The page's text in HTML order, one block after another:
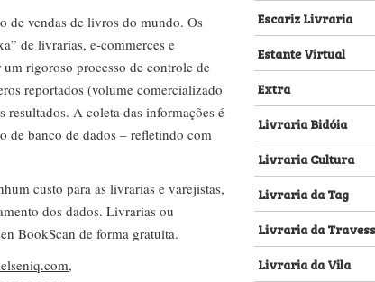
de vendas de livros do mundo. Os
de livrarias, e-commerces e
rigoroso processo de controle de
reportados (volume comercializado
resultados. A coleta das informações é
de banco de dados – refletindo com
custo para as livrarias e varejistas,
dos dados. Livrarias ou
BookScan de forma gratuita.
,
Escariz Livraria
Estante Virtual
Extra
Livraria Bidóia
Livraria Cultura
Livraria da Tag
Livraria da
Livraria da Vila